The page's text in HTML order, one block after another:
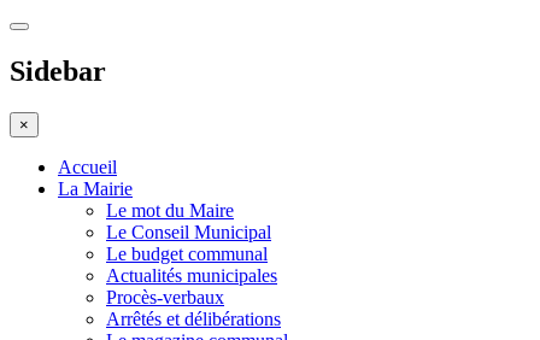
Sidebar
×
Accueil
La Mairie
Le mot du Maire
Le Conseil Municipal
Le budget communal
Actualités municipales
Procès-verbaux
Arrêtés et délibérations